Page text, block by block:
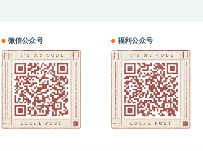
微信公众号 福利公众号